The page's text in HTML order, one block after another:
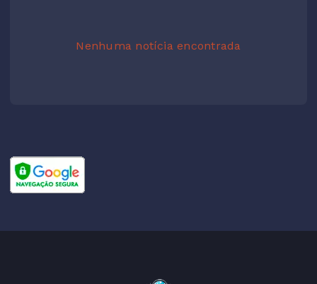
Nenhuma notícia encontrada